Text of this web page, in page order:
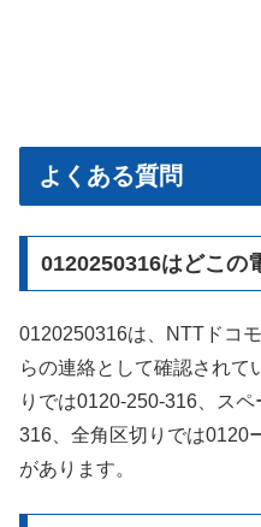
よくある質問
0120250316はどこの
0120250316は、NTTドコ
らの連絡として確認されて
りでは0120-250-316、ス
316、全角区切りでは0120
があります。